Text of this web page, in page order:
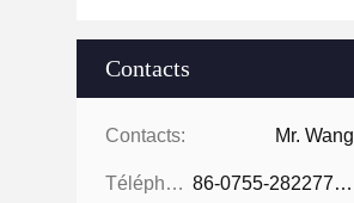
Contacts
Contacts: Mr. Wang
Téléphone: 86-0755-28227709